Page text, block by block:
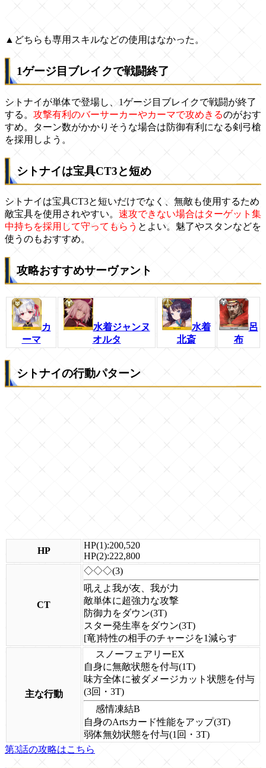
▲どちらも専用スキルなどの使用はなかった。
1ゲージ目ブレイクで戦闘終了
シトナイが単体で登場し、1ゲージ目ブレイクで戦闘が終了
する。 攻撃有利のバーサーカーやカーマで攻めきるのがおす
すめ。ターン数がかかりそうな場合は防御有利になる剣弓槍
を採用しよう。
シトナイは宝具CT3と短め
シトナイは宝具CT3と短いだけでなく、無敵も使用するため
敵宝具を使用されやすい。 速攻できない場合はターゲット集
中持ちを採用して守ってもらう とよい。魅了やスタンなどを
使うのもおすすめ。
攻略おすすめサーヴァント
カ
ーマ
水着ジャンヌ
オルタ
水着
北斎
呂
布
シトナイの行動パターン
HP
HP(1):200,520
HP(2):222,800
CT
◇◇◇(3)
吼えよ我が友、我が力
敵単体に超強力な攻撃
防御力をダウン(3T)
スター発生率をダウン(3T)
[竜]特性の相手のチャージを1減らす
主な行動
スノーフェアリーEX
自身に無敵状態を付与(1T)
味方全体に被ダメージカット状態を付与
(3回・3T)
感情凍結B
自身のArtsカード性能をアップ(3T)
弱体無効状態を付与(1回・3T)
第3話の攻略はこちら